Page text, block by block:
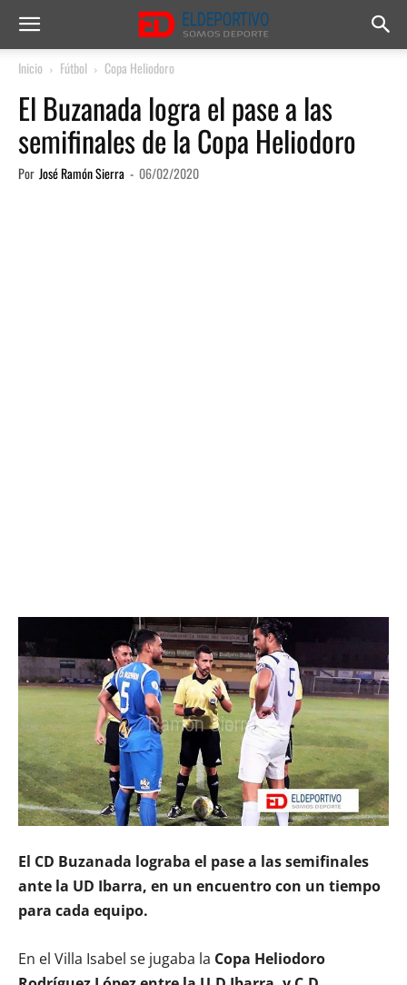
Inicio Fútbol Copa Heliodoro
El Buzanada logra el pase a las
semifinales de la Copa Heliodoro
Por José Ramón Sierra - 06/02/2020
El CD Buzanada lograba el pase a las semifinales
ante la UD Ibarra, en un encuentro con un tiempo
para cada equipo.
En el Villa Isabel se jugaba la Copa Heliodoro